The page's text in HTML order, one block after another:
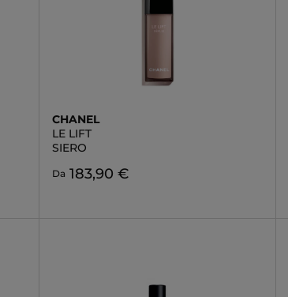
CHANEL
LE LIFT
SIERO
Da 183,90 €